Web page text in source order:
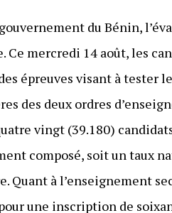
du Bénin,
mercredi 14 août, les
épreuves visant à tester
des deux ordres
vingt (39.180)
composé, soit un taux
Quant à l’enseignement
une inscription de